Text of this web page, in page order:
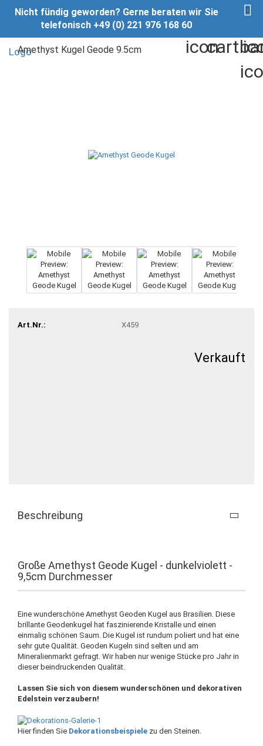
Nicht fündig geworden? Gerne beraten wir Sie
telefonisch +49 (0) 221 976 168 60
Amethyst Kugel Geode 9.5cm
Art.Nr.: X459
Verkauft
Beschreibung
Große Amethyst Geode Kugel - dunkelviolett -
9,5cm Durchmesser
Eine wunderschöne Amethyst Geoden Kugel aus Brasilien. Diese
brillante Geodenkugel hat faszinierende Kristalle und einen
einmalig schönen Saum. Die Kugel ist rundum poliert und hat eine
sehr gute Qualität. Geoden Kugeln sind selten und am
Mineralienmarkt gefragt. Wir haben nur wenige Stücke pro Jahr in
dieser beindruckenden Qualität.
Lassen Sie sich von diesem wunderschönen und dekorativen
Edelstein verzaubern!
Hier finden Sie Dekorationsbeispiele zu den Steinen.